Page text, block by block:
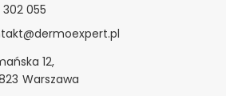
302 055
12,
Warszawa